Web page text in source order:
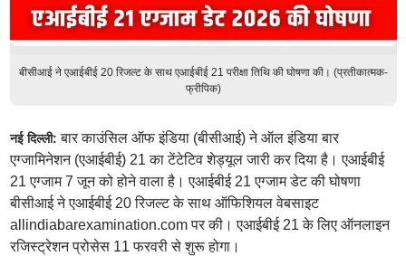
बीसीआई ने एआईबीई 20 रिजल्ट के साथ एआईबीई 21 परीक्षा तिथि की घोषणा की। (प्रतीकात्मक-
फ्रीपिक)
नई दिल्ली:बार काउंसिल ऑफ इंडिया (बीसीआई) ने ऑल इंडिया बार
एग्जामिनेशन (एआईबीई) 21 का टेंटेटिव शेड्यूल जारी कर दिया है। एआईबीई
21 एग्जाम 7 जून को होने वाला है। एआईबीई 21 एग्जाम डेट की घोषणा
बीसीआई ने एआईबीई 20 रिजल्ट के साथ ऑफिशियल वेबसाइट
allindiabarexamination.com पर की। एआईबीई 21 के लिए ऑनलाइन
रजिस्ट्रेशन प्रोसेस 11 फरवरी से शुरू होगा।